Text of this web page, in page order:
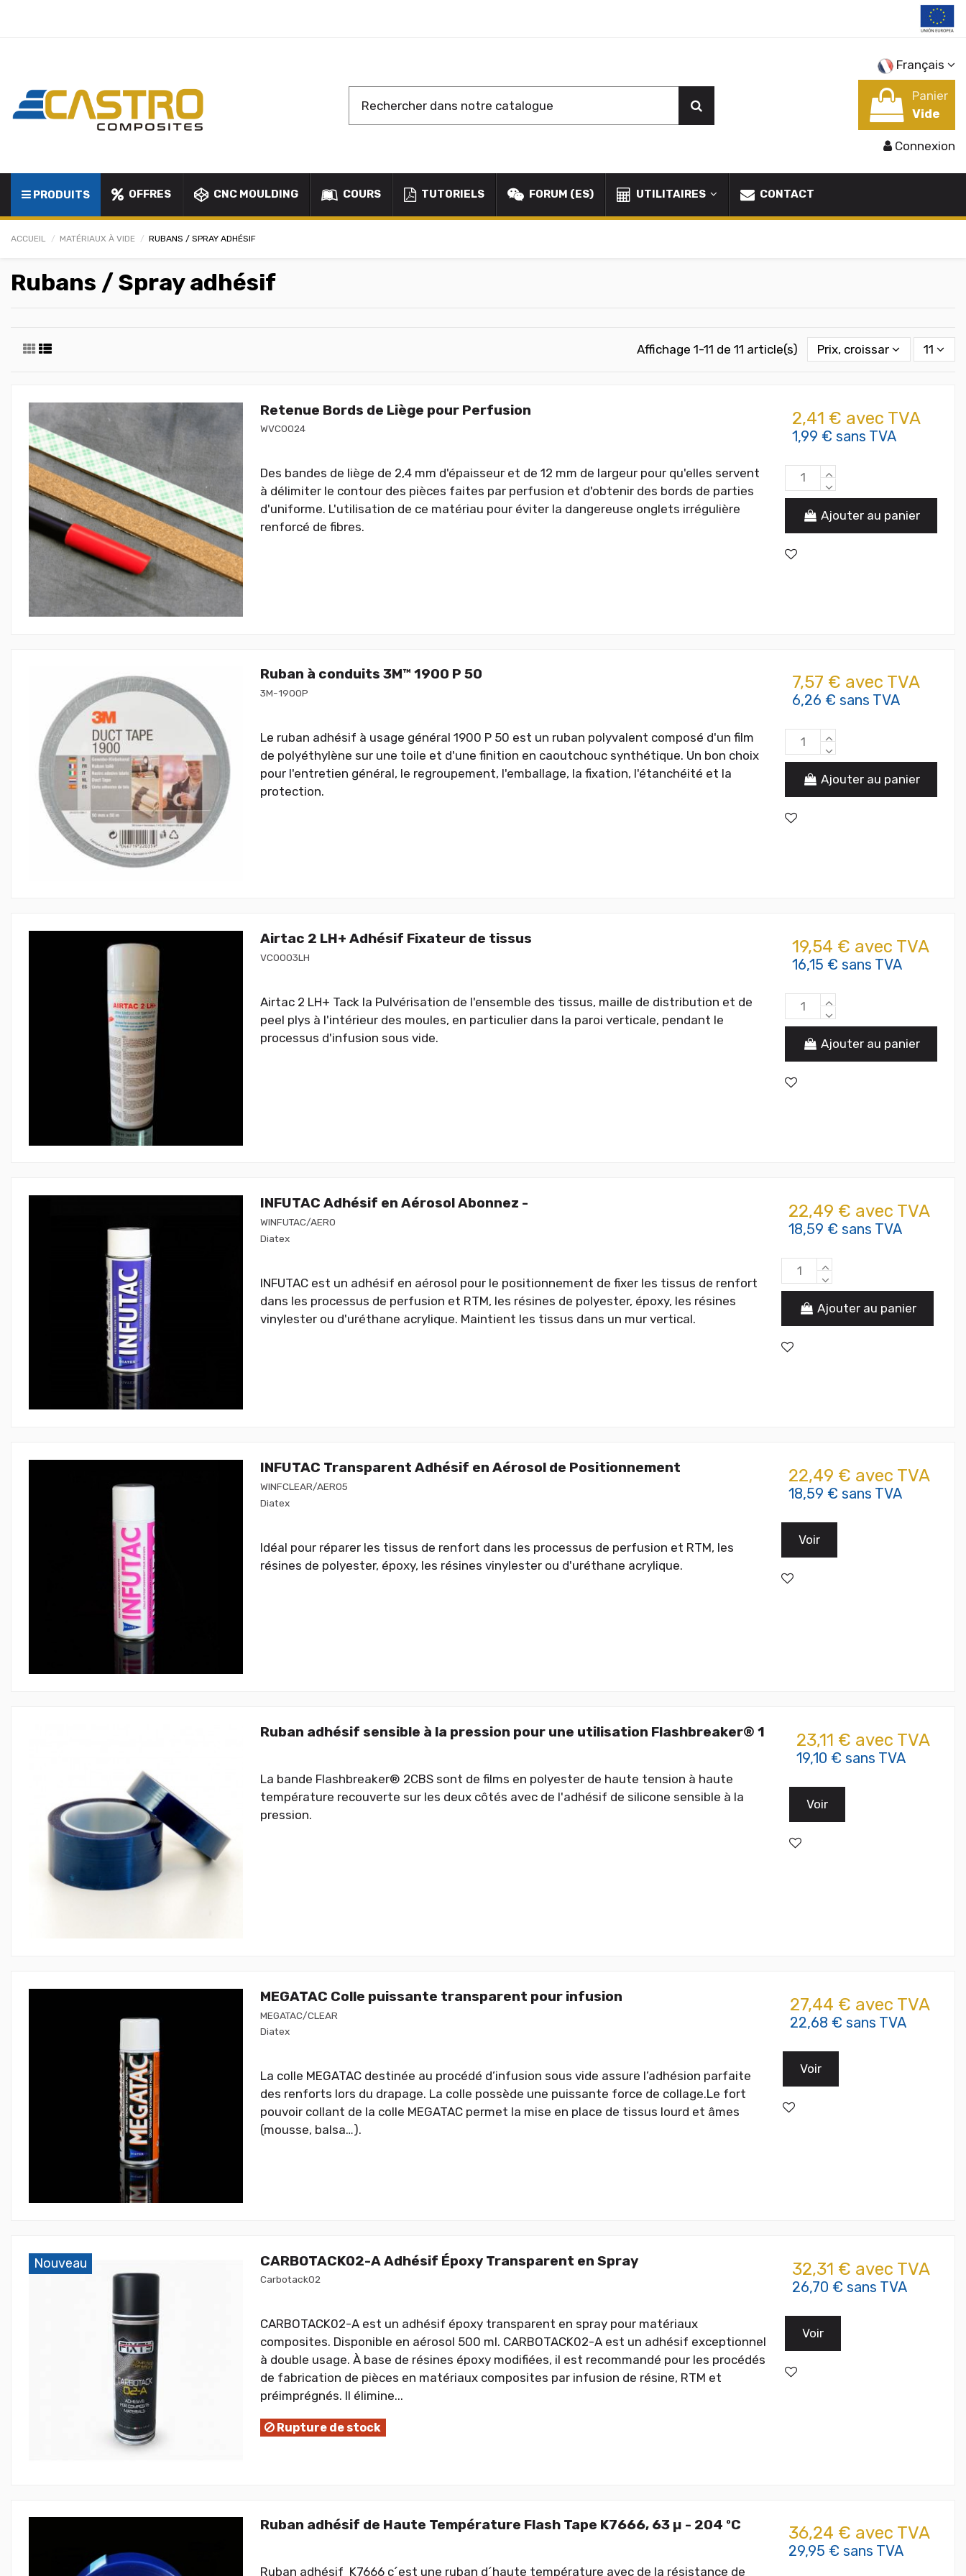
Français
Panier
Vide
Connexion
PRODUITS OFFRES CNC MOULDING COURS TUTORIELS FORUM (ES) UTILITAIRES CONTACT
ACCUEIL MATÉRIAUX À VIDE RUBANS / SPRAY ADHÉSIF
Rubans / Spray adhésif
Affichage 1-11 de 11 article(s) Prix, croissant 11
Retenue Bords de Liège pour Perfusion
WVC0024
Des bandes de liège de 2,4 mm d'épaisseur et de 12 mm de largeur pour qu'elles servent
à délimiter le contour des pièces faites par perfusion et d'obtenir des bords de parties
d'uniforme. L'utilisation de ce matériau pour éviter la dangereuse onglets irrégulière
renforcé de fibres.
2,41 € avec TVA
1,99 € sans TVA
Ajouter au panier
Ruban à conduits 3M™ 1900 P 50
3M-1900P
Le ruban adhésif à usage général 1900 P 50 est un ruban polyvalent composé d'un film
de polyéthylène sur une toile et d'une finition en caoutchouc synthétique. Un bon choix
pour l'entretien général, le regroupement, l'emballage, la fixation, l'étanchéité et la
protection.
7,57 € avec TVA
6,26 € sans TVA
Ajouter au panier
Airtac 2 LH+ Adhésif Fixateur de tissus
VC0003LH
Airtac 2 LH+ Tack la Pulvérisation de l'ensemble des tissus, maille de distribution et de
peel plys à l'intérieur des moules, en particulier dans la paroi verticale, pendant le
processus d'infusion sous vide.
19,54 € avec TVA
16,15 € sans TVA
Ajouter au panier
INFUTAC Adhésif en Aérosol Abonnez -
WINFUTAC/AERO
Diatex
INFUTAC est un adhésif en aérosol pour le positionnement de fixer les tissus de renfort
dans les processus de perfusion et RTM, les résines de polyester, époxy, les résines
vinylester ou d'uréthane acrylique. Maintient les tissus dans un mur vertical.
22,49 € avec TVA
18,59 € sans TVA
Ajouter au panier
INFUTAC Transparent Adhésif en Aérosol de Positionnement
WINFCLEAR/AERO5
Diatex
Idéal pour réparer les tissus de renfort dans les processus de perfusion et RTM, les
résines de polyester, époxy, les résines vinylester ou d'uréthane acrylique.
22,49 € avec TVA
18,59 € sans TVA
Voir
Ruban adhésif sensible à la pression pour une utilisation Flashbreaker® 1
La bande Flashbreaker® 2CBS sont de films en polyester de haute tension à haute
température recouverte sur les deux côtés avec de l'adhésif de silicone sensible à la
pression.
23,11 € avec TVA
19,10 € sans TVA
Voir
MEGATAC Colle puissante transparent pour infusion
MEGATAC/CLEAR
Diatex
La colle MEGATAC destinée au procédé d’infusion sous vide assure l’adhésion parfaite
des renforts lors du drapage. La colle possède une puissante force de collage.Le fort
pouvoir collant de la colle MEGATAC permet la mise en place de tissus lourd et âmes
(mousse, balsa…).
27,44 € avec TVA
22,68 € sans TVA
Voir
Nouveau CARBOTACK02-A Adhésif Époxy Transparent en Spray
Carbotack02
CARBOTACK02-A est un adhésif époxy transparent en spray pour matériaux
composites. Disponible en aérosol 500 ml. CARBOTACK02-A est un adhésif exceptionnel
à double usage. À base de résines époxy modifiées, il est recommandé pour les procédés
de fabrication de pièces en matériaux composites par infusion de résine, RTM et
préimprégnés. Il élimine...
Rupture de stock
32,31 € avec TVA
26,70 € sans TVA
Voir
Ruban adhésif de Haute Température Flash Tape K7666, 63 µ - 204 ºC
Ruban adhésif K7666 c´est une ruban d´haute température avec de la résistance de
36,24 € avec TVA
29,95 € sans TVA